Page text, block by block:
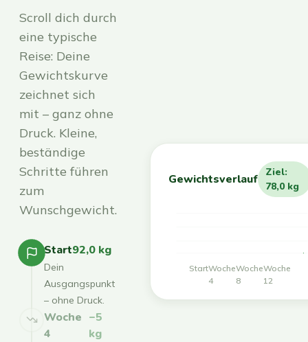
Scroll dich durch
eine typische
Reise: Deine
Gewichtskurve
zeichnet sich
mit – ganz ohne
Druck. Kleine,
beständige
Schritte führen
zum
Wunschgewicht.
Start92,0 kg
Dein
Ausgangspunkt
– ohne Druck.
Woche
4
−5
kg
Gewichtsverlauf
Ziel:
78,0 kg
StartWoche
4
Woche
8
Woche
12